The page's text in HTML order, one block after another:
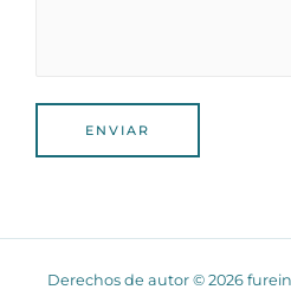
Derechos de autor © 2026